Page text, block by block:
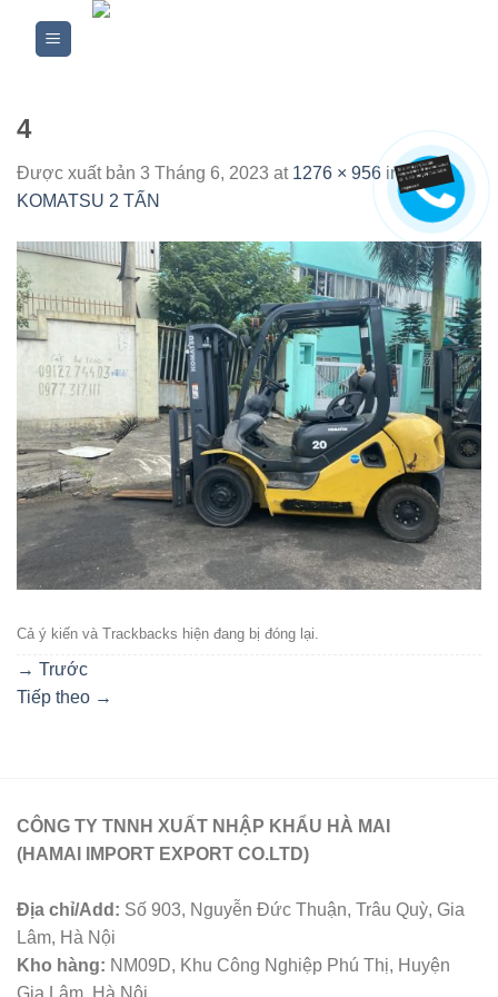
4
Được xuất bản 3 Tháng 6, 2023 at 1276 × 956 inXE
KOMATSU 2 TẤN
Cả ý kiến ​​và Trackbacks hiện đang bị đóng lại.
→ Trước
Tiếp theo →
CÔNG TY TNNH XUẤT NHẬP KHẨU HÀ MAI
(HAMAI IMPORT EXPORT CO.LTD)
Địa chỉ/Add: Số 903, Nguyễn Đức Thuận, Trâu Quỳ, Gia
Lâm, Hà Nội
Kho hàng: NM09D, Khu Công Nghiệp Phú Thị, Huyện